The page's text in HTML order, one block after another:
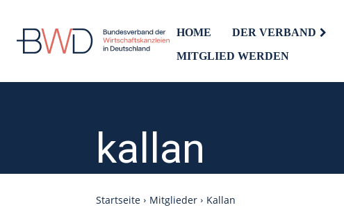
HOME DER VERBAND
MITGLIED WERDEN
kallan
Startseite Mitglieder Kallan